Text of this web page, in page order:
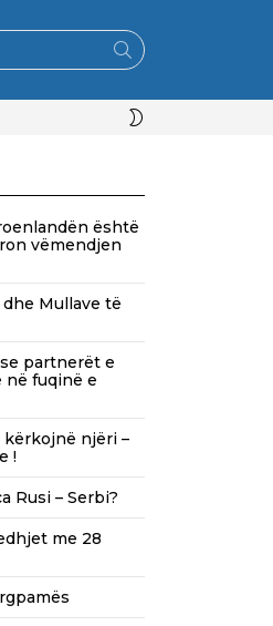
është
vëmendjen
Mullave të
partnerët e
në fuqinë e
kërkojnë njëri –
!
Rusi – Serbi?
me 28